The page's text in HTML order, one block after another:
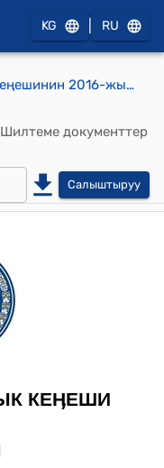
KG RU
Бүргөндү айылдык кеңешинин 2016-жылдын 24-сентябрындагы №2 “Намаздык-Ата жайыт бирикмесине 1 айлык мөөнөткө кайтарымдуу түрдө (карызга) 55 000(Элүү беш миң) сом акча каражатын жаыратып берүү жөнүндө” токтому
Шилтеме документтер
Салыштыруу